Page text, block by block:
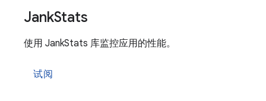
JankStats
使用 JankStats 库监控应用的性能。
试阅